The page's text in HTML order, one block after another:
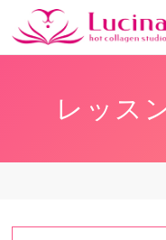
レッス